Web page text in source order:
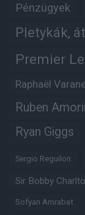
Pénzügyek
Pletykák,
Premier
Raphaël
Ruben
Ryan Giggs
Sergio Reguilon
Sir Bobby
Sofyan Amrabat